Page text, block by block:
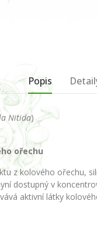
Popis
Nitida)
ořechu
z kolového ořechu,
dostupný v
aktivní látky